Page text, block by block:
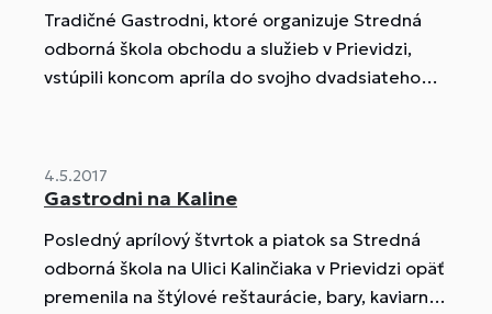
celej Európy...
Tradičné Gastrodni, ktoré organizuje Stredná
odborná škola obchodu a služieb v Prievidzi,
vstúpili koncom apríla do svojho dvadsiateho
4.5.2017
Gastrodni na Kaline
Posledný aprílový štvrtok a piatok sa Stredná
odborná škola na Ulici Kalinčiaka v Prievidzi opäť
premenila na štýlové reštaurácie, bary, kaviarne